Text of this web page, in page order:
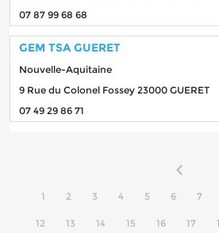
07 87 99 68 68
GEM TSA GUERET
Nouvelle-Aquitaine
9 Rue du Colonel Fossey 23000 GUERET
07 49 29 86 71
1 2 3 4 5 6 7
12 13 14 15 16 17